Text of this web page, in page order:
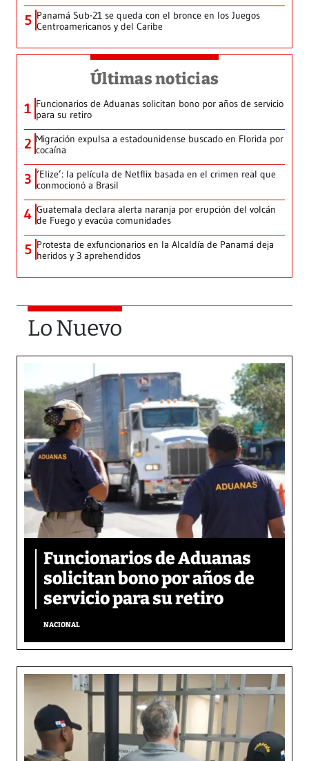
5 Panamá Sub-21 se queda con el bronce en los Juegos
Centroamericanos y del Caribe
Últimas noticias
1 Funcionarios de Aduanas solicitan bono por años de servicio
para su retiro
2 Migración expulsa a estadounidense buscado en Florida por
cocaína
3 ‘Elize’: la película de Netflix basada en el crimen real que
conmocionó a Brasil
4 Guatemala declara alerta naranja por erupción del volcán
de Fuego y evacúa comunidades
5 Protesta de exfuncionarios en la Alcaldía de Panamá deja
heridos y 3 aprehendidos
Lo Nuevo
Funcionarios de Aduanas
solicitan bono por años de
servicio para su retiro
NACIONAL